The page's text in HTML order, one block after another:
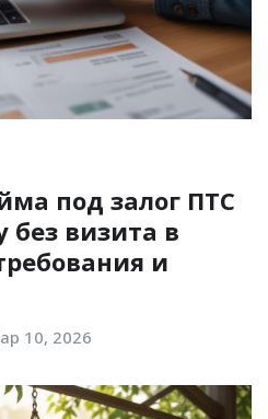
под залог ПТС
без визита в
и
10, 2026